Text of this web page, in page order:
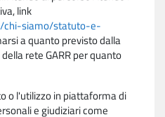
link
chi-siamo/statuto-e-
a quanto previsto dalla
rete GARR per quanto
o l'utilizzo in piattaforma di
e giudiziari come